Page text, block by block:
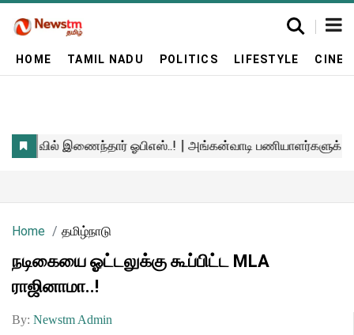
HOME TAMIL NADU POLITICS LIFESTYLE
Home தமிழ்நாடு
நடிகையை ஓட்டலுக்கு கூப்பிட்ட MLA
ராஜினாமா..!
By: Newstm Admin